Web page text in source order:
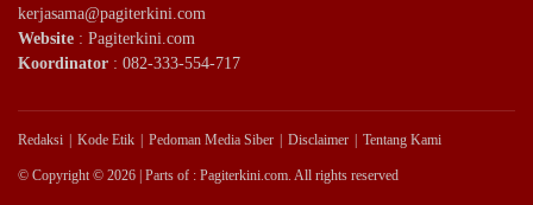
kerjasama@pagiterkini.com
Website : Pagiterkini.com
Koordinator : 082-333-554-717
Redaksi Kode Etik Pedoman Media Siber Disclaimer Tentang Kami
© Copyright © 2026 | Parts of : Pagiterkini.com. All rights reserved